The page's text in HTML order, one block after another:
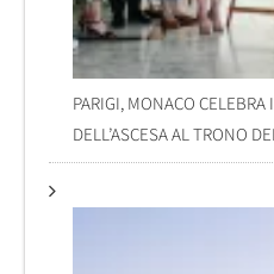
PARIGI, MONACO CELEBRA
DELL’ASCESA AL TRONO